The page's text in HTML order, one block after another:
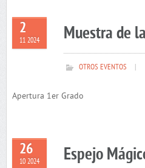
2
11 2024 Muestra de
OTROS EVENTOS
Apertura 1er Grado
26
10 2024 Espejo